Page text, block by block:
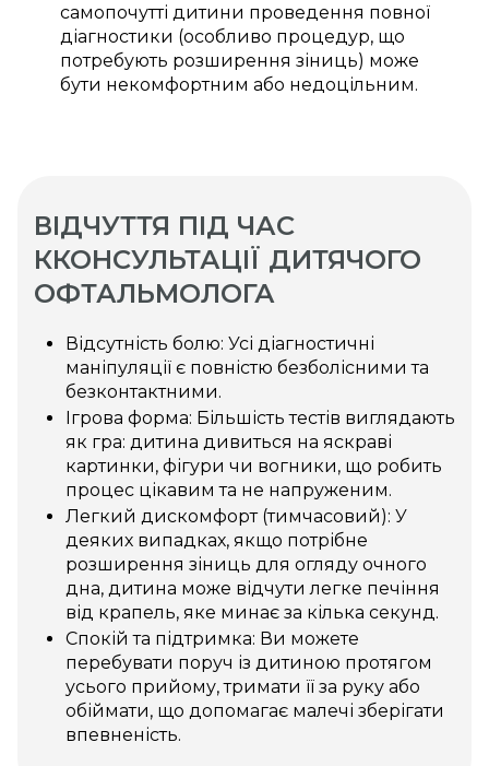
самопочутті дитини проведення повної
діагностики (особливо процедур, що
потребують розширення зіниць) може
бути некомфортним або недоцільним.
ВІДЧУТТЯ ПІД ЧАС
ККОНСУЛЬТАЦІЇ ДИТЯЧОГО
ОФТАЛЬМОЛОГА
Відсутність болю: Усі діагностичні
маніпуляції є повністю безболісними та
безконтактними.
Ігрова форма: Більшість тестів виглядають
як гра: дитина дивиться на яскраві
картинки, фігури чи вогники, що робить
процес цікавим та не напруженим.
Легкий дискомфорт (тимчасовий): У
деяких випадках, якщо потрібне
розширення зіниць для огляду очного
дна, дитина може відчути легке печіння
від крапель, яке минає за кілька секунд.
Спокій та підтримка: Ви можете
перебувати поруч із дитиною протягом
усього прийому, тримати її за руку або
обіймати, що допомагає малечі зберігати
впевненість.